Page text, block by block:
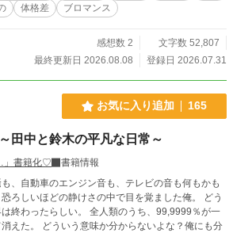
ンの名に反応する。 失われた過去を求めて巨
援機構にまつわる秘密へ巻き込まれていく。そし
ァンの存在に関わる秘密が明らかになり――！？ こ
の望みで帰る場所を選ぶまでの物語。 白砂の世界を
た、冒険と食卓のポストアポカリプス・ファンタジ
体格差 ブロマンス
感想数 2
文字数 52,807
最終更新日 2026.08.08
登録日 2026.07.31
お気に入り追加 165
田中と鈴木の平凡な日常～
」書籍化♡
書籍情報
、自動車のエンジン音も、テレビの音も何もかも
ろしいほどの静けさの中で目を覚ました俺。 どう
終わったらしい。 全人類のうち、99,9999％が一
えた。 どういう意味か分からないよな？俺にも分